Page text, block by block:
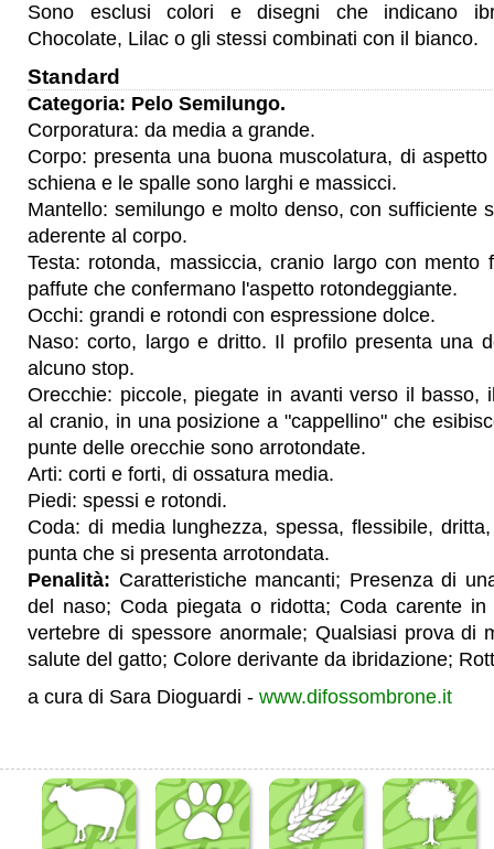
Sono esclusi colori e disegni che indicano
Chocolate, Lilac o gli stessi combinati con il bianco.
Standard
Categoria: Pelo Semilungo.
Corporatura: da media a grande.
Corpo: presenta una buona muscolatura, di
schiena e le spalle sono larghi e massicci.
Mantello: semilungo e molto denso, con sufficiente
aderente al corpo.
Testa: rotonda, massiccia, cranio largo con mento
paffute che confermano l'aspetto rotondeggiante.
Occhi: grandi e rotondi con espressione dolce.
Naso: corto, largo e dritto. Il profilo presenta una
alcuno stop.
Orecchie: piccole, piegate in avanti verso il basso,
al cranio, in una posizione a "cappellino" che
punte delle orecchie sono arrotondate.
Arti: corti e forti, di ossatura media.
Piedi: spessi e rotondi.
Coda: di media lunghezza, spessa, flessibile,
punta che si presenta arrotondata.
Penalità: Caratteristiche mancanti; Presenza di
del naso; Coda piegata o ridotta; Coda carente
vertebre di spessore anormale; Qualsiasi prova di
salute del gatto; Colore derivante da ibridazione;
a cura di Sara Dioguardi - www.difossombrone.it